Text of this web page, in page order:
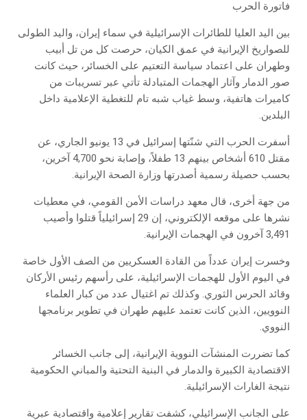
فاتورة الحرب
بين اليد العليا للطائرات الإسرائيلية في سماء إيران، واليد الطولى
للصواريخ الإيرانية في عمق الكيان، حرصت كل من تل أبيب
وطهران على اعتماد سياسة التعتيم على الخسائر، حيث كانت
صور الدمار وآثار الهجمات المتبادلة تأتي عبر تسريبات من
كاميرات هاتفية، وسط غياب شبه تام للتغطية الإعلامية داخل
البلدين.
أسفرت الحرب التي شنّتها إسرائيل في 13 يونيو الجاري، عن
مقتل 610 أشخاص بينهم 13 طفلاً، وإصابة نحو 4,700 آخرين،
بحسب حصيلة رسمية أصدرتها وزارة الصحة الإيرانية.
من جهة أخرى، قال معهد دراسات الأمن القومي، في معطيات
نشرها على موقعه الإلكتروني، إن 29 إسرائيلياً قتلوا وأصيب
3,491 آخرون في الهجمات الإيرانية.
وخسرت إيران عدداً من القادة العسكريين من الصف الأول خاصة
في اليوم الأول للهجمات الإسرائيلية، على رأسهم رئيس الأركان
وقائد الحرس الثوري. وكذلك تم اغتيال عدد من كبار العلماء
النوويين، الذين كانت تعتمد عليهم طهران في تطوير برنامجها
النووي.
كما تضررت المنشآت النووية الإيرانية، إلى جانب الخسائر
الاقتصادية الكبيرة والدمار في البنية التحتية والمباني الحكومية
نتيجة الغارات الإسرائيلية.
على الجانب الإسرائيلي، كشفت تقارير إعلامية واقتصادية عبرية